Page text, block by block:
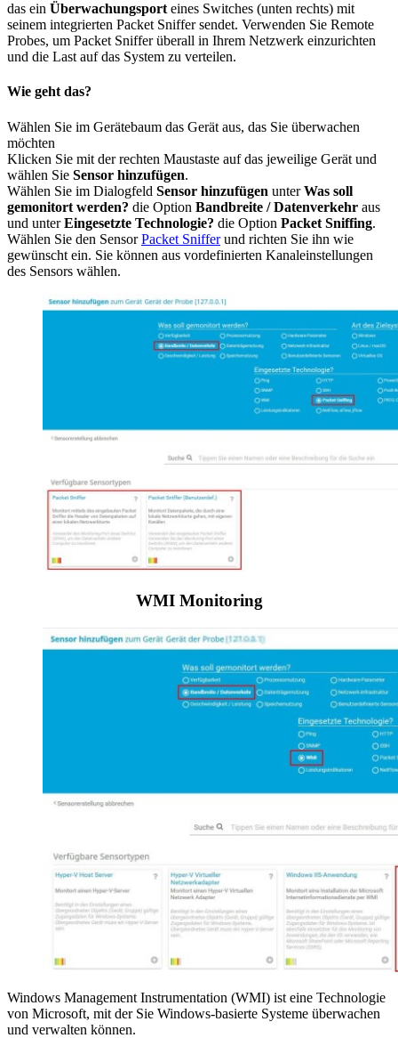
das ein Überwachungsport eines Switches (unten rechts) mit
seinem integrierten Packet Sniffer sendet. Verwenden Sie Remote
Probes, um Packet Sniffer überall in Ihrem Netzwerk einzurichten
und die Last auf das System zu verteilen.
Wie geht das?
Wählen Sie im Gerätebaum das Gerät aus, das Sie überwachen
möchten
Klicken Sie mit der rechten Maustaste auf das jeweilige Gerät und
wählen Sie Sensor hinzufügen.
Wählen Sie im Dialogfeld Sensor hinzufügen unterWas soll
gemonitort werden? die Option Bandbreite / Datenverkehr aus
und unterEingesetzte Technologie? die Option Packet Sniffing.
Wählen Sie den SensorPacket Snifferund richten Sie ihn wie
gewünscht ein. Sie können aus vordefinierten Kanaleinstellungen
des Sensors wählen.
WMI Monitoring
Windows Management Instrumentation (WMI) ist eine Technologie
von Microsoft, mit der Sie Windows-basierte Systeme überwachen
und verwalten können.